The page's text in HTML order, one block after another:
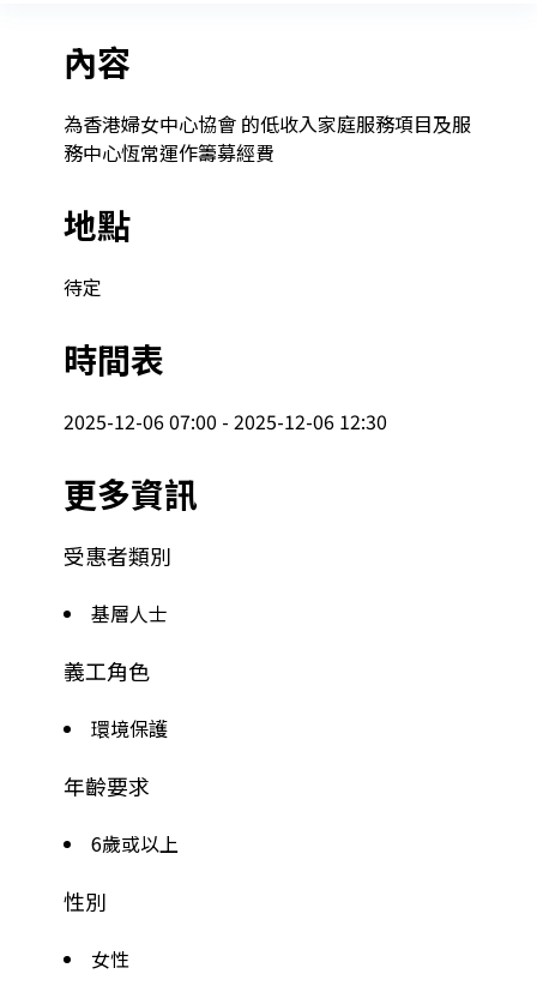
內容
為香港婦女中心協會 的低收入家庭服務項目及服
務中心恆常運作籌募經費
地點
待定
時間表
2025-12-06 07:00 - 2025-12-06 12:30
更多資訊
受惠者類別
基層人士
義工角色
環境保護
年齡要求
6歲或以上
性別
女性